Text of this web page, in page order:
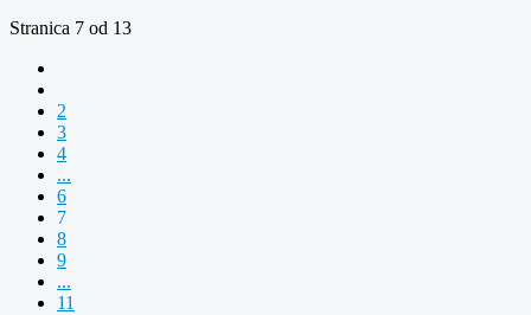
Stranica 7 od 13
2
3
4
...
6
7
8
9
...
11